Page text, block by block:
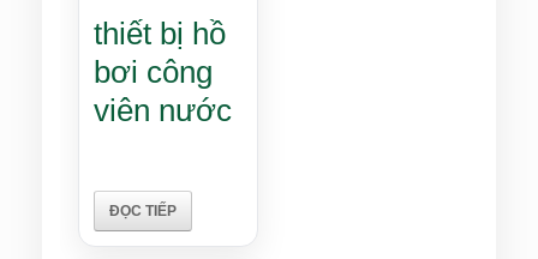
thiết bị hồ
bơi công
viên nước
ĐỌC TIẾP